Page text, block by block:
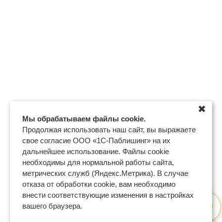
Мы обрабатываем файлы cookie.
Продолжая использовать наш сайт, вы выражаете
свое согласие ООО «1С-Паблишинг» на их
дальнейшее использование. Файлы cookie
необходимы для нормальной работы сайта,
метрических служб (Яндекс.Метрика). В случае
отказа от обработки cookie, вам необходимо
внести соответствующие изменения в настройках
вашего браузера.
✖